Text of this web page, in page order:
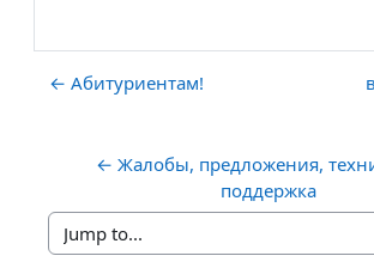
← Абитуриентам!
← Жалобы, предложения,
поддержка
Jump to...